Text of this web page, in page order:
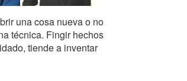
una cosa nueva o no
técnica. Fingir hechos
tiende a inventar